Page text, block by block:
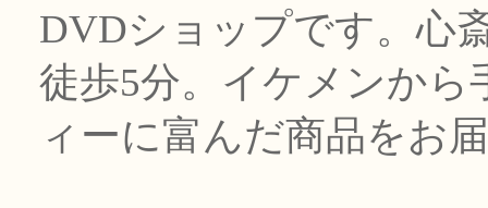
DVDショップです。心
徒歩5分。イケメンか
ィーに富んだ商品をお